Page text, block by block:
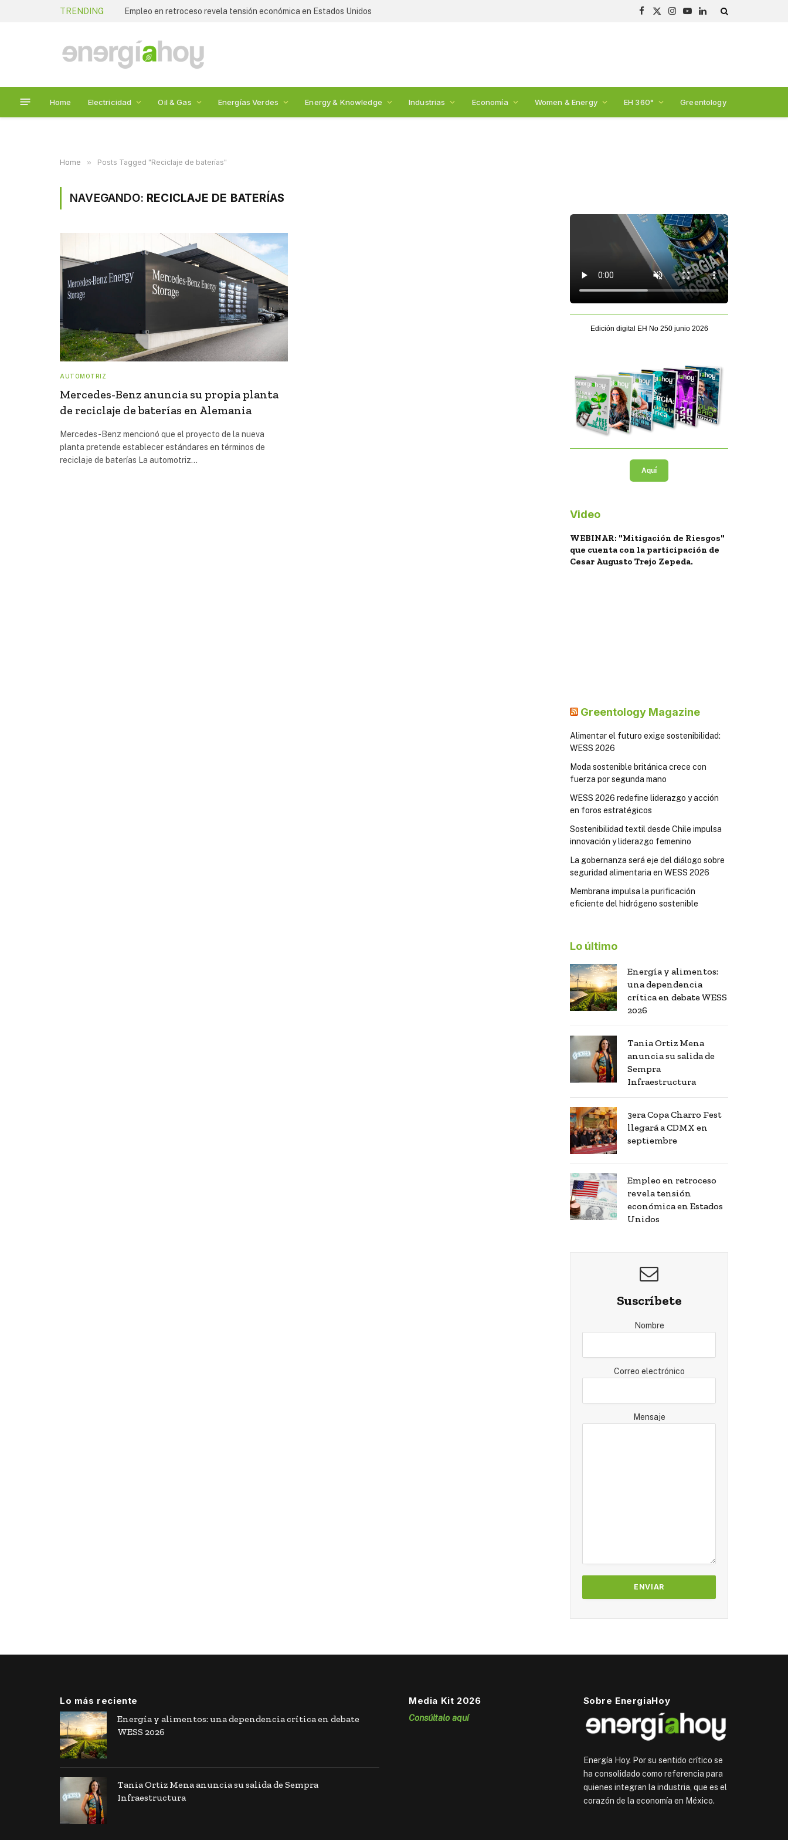
TRENDING Empleo en retroceso revela tensión económica en Estados Unidos
Facebook
X
Instagram
YouTubeLinkedIn
Home Electricidad Oil & Gas Energías Verdes Energy & Knowledge Industrias Economía Women & Energy EH 360° Greentology
Home » Posts Tagged "Reciclaje de baterías"
NAVEGANDO: RECICLAJE DE BATERÍAS
AUTOMOTRIZ
Mercedes-Benz anuncia su propia planta
de reciclaje de baterías en Alemania
Mercedes-Benz mencionó que el proyecto de la nueva
planta pretende establecer estándares en términos de
reciclaje de baterías La automotriz…
Edición digital EH No 250 junio 2026
Aquí
Video
WEBINAR: "Mitigación de Riesgos"
que cuenta con la participación de
Cesar Augusto Trejo Zepeda.
Greentology Magazine
Alimentar el futuro exige sostenibilidad:
WESS 2026
Moda sostenible británica crece con
fuerza por segunda mano
WESS 2026 redefine liderazgo y acción
en foros estratégicos
Sostenibilidad textil desde Chile impulsa
innovación y liderazgo femenino
La gobernanza será eje del diálogo sobre
seguridad alimentaria en WESS 2026
Membrana impulsa la purificación
eficiente del hidrógeno sostenible
Lo último
Energía y alimentos:
una dependencia
crítica en debate WESS
2026
Tania Ortiz Mena
anuncia su salida de
Sempra
Infraestructura
3era Copa Charro Fest
llegará a CDMX en
septiembre
Empleo en retroceso
revela tensión
económica en Estados
Unidos
Suscríbete
Nombre
Correo electrónico
Mensaje
Lo más reciente
Energía y alimentos: una dependencia crítica en debate
WESS 2026
Tania Ortiz Mena anuncia su salida de Sempra
Infraestructura
Media Kit 2026
Consúltalo aquí
Sobre EnergiaHoy
Energía Hoy. Por su sentido crítico se
ha consolidado como referencia para
quienes integran la industria, que es el
corazón de la economía en México.